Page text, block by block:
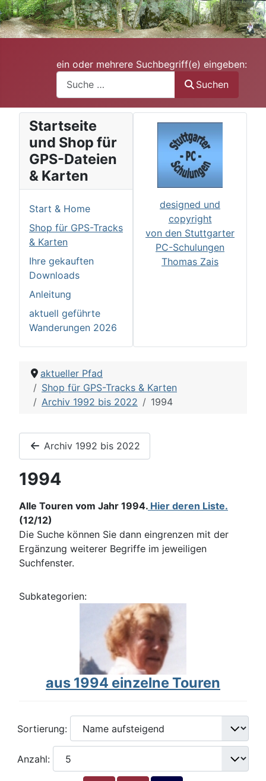
ein oder mehrere Suchbegriff(e) eingeben:
Suchen
Startseite
und Shop für
GPS-Dateien
& Karten
Start & Home
Shop für GPS-Tracks
& Karten
Ihre gekauften
Downloads
Anleitung
aktuell geführte
Wanderungen 2026
designed und
copyright
von den Stuttgarter
PC-Schulungen
Thomas Zais
aktueller Pfad
Shop für GPS-Tracks & Karten
Archiv 1992 bis 2022
1994
Archiv 1992 bis 2022
1994
Alle Touren vom Jahr 1994. Hier deren Liste.
(12/12)
Die Suche können Sie dann eingrenzen mit der
Ergänzung weiterer Begriffe im jeweiligen
Suchfenster.
Subkategorien:
aus 1994 einzelne Touren
Sortierung:
Anzahl: